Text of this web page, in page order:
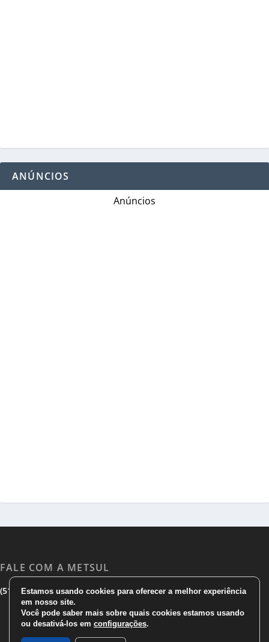
ANÚNCIOS
Anúncios
FALE COM A METSUL
(51) 3533 1983|(51)3785 7752|comercial@metsul.com
Estamos usando cookies para oferecer a melhor experiência
em nosso site.
Você pode saber mais sobre quais cookies estamos usando
ou desativá-los em configurações.